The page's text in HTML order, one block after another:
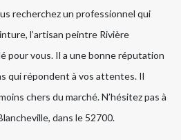
recherchez un professionnel qui
l’artisan peintre Rivière
pour vous. Il a une bonne réputation
qui répondent à vos attentes. Il
chers du marché. N’hésitez pas à
dans le 52700.